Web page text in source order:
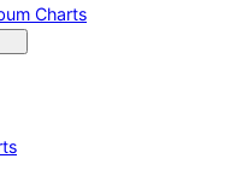
Charts